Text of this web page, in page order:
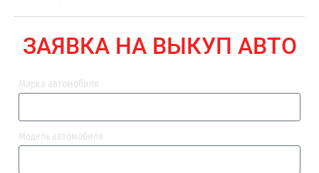
ЗАЯВКА НА ВЫКУП АВТО
Марка автомобиля
Модель автомобиля